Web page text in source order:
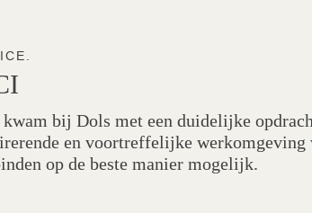
bij Dols met een duidelijke
en voortreffelijke werkomgeving
op de beste manier mogelijk.